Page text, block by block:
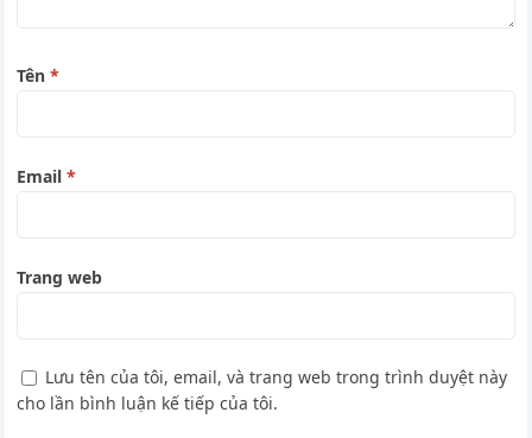
Tên*
Email*
Trang web
Lưu tên của tôi, email, và trang web trong trình duyệt này
cho lần bình luận kế tiếp của tôi.